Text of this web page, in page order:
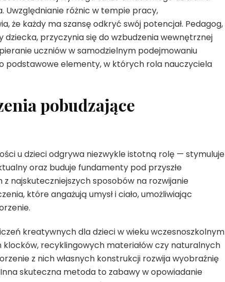
Uwzględnianie różnic w tempie pracy,
że każdy ma szansę odkryć swój potencjał. Pedagog,
przyczynia się do wzbudzenia wewnętrznej
uczniów w samodzielnym podejmowaniu
podstawowe elementy, w których rola nauczyciela
pobudzające
u dzieci odgrywa niezwykle istotną rolę — stymuluje
oraz buduje fundamenty pod przyszłe
najskuteczniejszych sposobów na rozwijanie
które angażują umysł i ciało, umożliwiając
kreatywnych dla dzieci w wieku wczesnoszkolnym
recyklingowych materiałów czy naturalnych
z nich własnych konstrukcji rozwija wyobraźnię
skuteczna metoda to zabawy w opowiadanie